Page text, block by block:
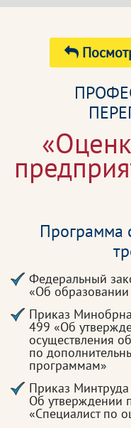
Программа
Федеральный
«Об
Приказ
499 «Об
осуществления
по
программам»
Приказ
Об утверждении
«Специалист по